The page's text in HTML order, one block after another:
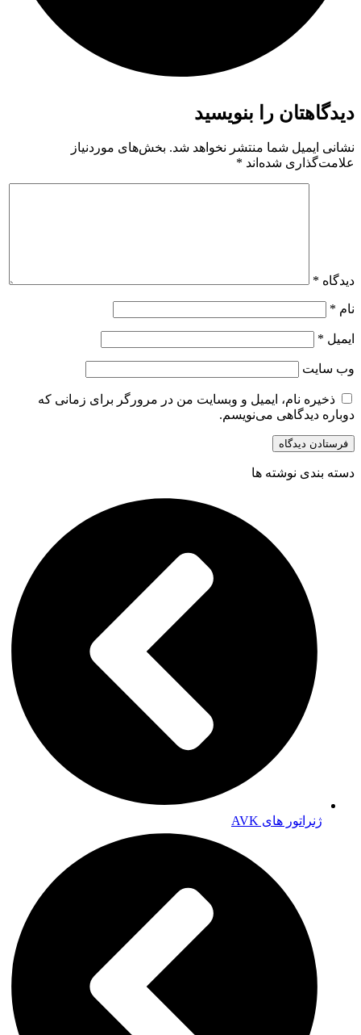
دیدگاهتان را بنویسید
نشانی ایمیل شما منتشر نخواهد شد. بخش‌های موردنیاز
علامت‌گذاری شده‌اند *
دیدگاه *
نام *
ایمیل *
وب‌ سایت
ذخیره نام، ایمیل و وبسایت من در مرورگر برای زمانی که
دوباره دیدگاهی می‌نویسم.
دسته بندی نوشته ها
ژنراتور های AVK